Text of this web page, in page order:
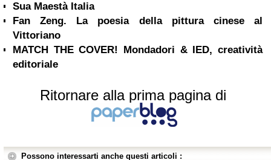
Sua Maestà Italia
Fan Zeng. La poesia della pittura cinese al
Vittoriano
MATCH THE COVER! Mondadori & IED, creatività
editoriale
Ritornare alla prima pagina di
Possono interessarti anche questi articoli :